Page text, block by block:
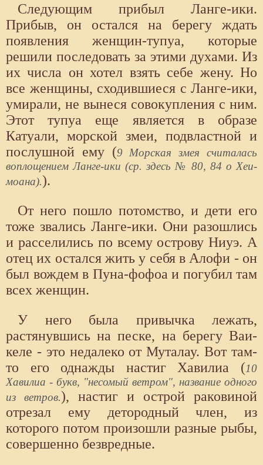
Следующим прибыл Ланге-ики.
Прибыв, он остался на берегу ждать
появления женщин-тупуа, которые
решили последовать за этими духами. Из
их числа он хотел взять себе жену. Но
все женщины, сходившиеся с Ланге-ики,
умирали, не вынеся совокупления с ним.
Этот тупуа еще является в образе
Катуали, морской змеи, подвластной и
послушной ему (9 Морская змея считалась
воплощением Ланге-ики (ср. здесь № 80, 84 о Хеи-
моана).).
От него пошло потомство, и дети его
тоже звались Ланге-ики. Они разошлись
и расселились по всему острову Ниуэ. А
отец их остался жить у себя в Алофи - он
был вождем в Пуна-фофоа и погубил там
всех женщин.
У него была привычка лежать,
растянувшись на песке, на берегу Ваи-
келе - это недалеко от Муталау. Вот там-
то его однажды настиг Хавилиа (10
Хавилиа - букв, "несомый ветром", название одного
из ветров.), настиг и острой раковиной
отрезал ему детородный член, из
которого потом произошли разные рыбы,
совершенно безвредные.